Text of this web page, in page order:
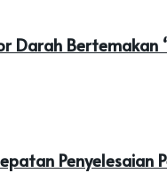
Darah Bertemakan